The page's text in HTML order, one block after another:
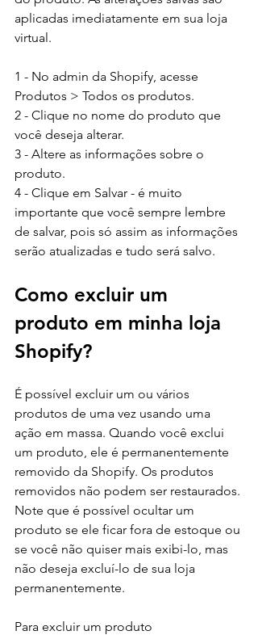
aplicadas imediatamente em sua loja
virtual.
1 - No admin da Shopify, acesse
Produtos > Todos os produtos.
2 - Clique no nome do produto que
você deseja alterar.
3 - Altere as informações sobre o
produto.
4 - Clique em Salvar - é muito
importante que você sempre lembre
de salvar, pois só assim as informações
serão atualizadas e tudo será salvo.
Como excluir um
produto em minha loja
Shopify?
É possível excluir um ou vários
produtos de uma vez usando uma
ação em massa. Quando você exclui
um produto, ele é permanentemente
removido da Shopify. Os produtos
removidos não podem ser restaurados.
Note que é possível ocultar um
produto se ele ficar fora de estoque ou
se você não quiser mais exibi-lo, mas
não deseja excluí-lo de sua loja
permanentemente.
Para excluir um produto